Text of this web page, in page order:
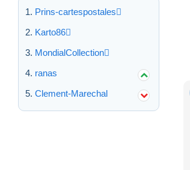
Prins-cartespostales
Karto86
MondialCollection
ranas
Clement-Marechal